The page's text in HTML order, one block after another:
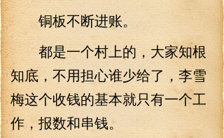
铜板不断进账。
都是一个村上的，大家知根
知底，不用担心谁少给了，李雪
梅这个收钱的基本就只有一个工
作，报数和串钱。